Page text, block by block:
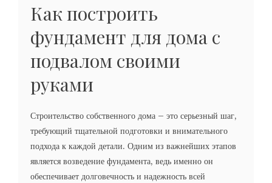
Как построить
фундамент для дома с
подвалом своими
руками
Строительство собственного дома – это серьезный шаг,
требующий тщательной подготовки и внимательного
подхода к каждой детали. Одним из важнейших этапов
является возведение фундамента, ведь именно он
обеспечивает долговечность и надежность всей